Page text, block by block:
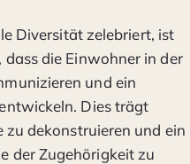
Diversität zelebriert, ist
die Einwohner in der
und ein
Dies trägt
dekonstruieren und ein
der Zugehörigkeit zu